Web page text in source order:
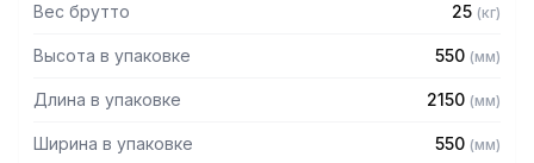
Вес брутто 25 (кг)
Высота в упаковке 550 (мм)
Длина в упаковке 2150 (мм)
Ширина в упаковке 550 (мм)